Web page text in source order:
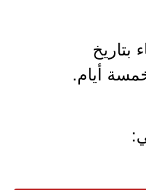
بتاريخ